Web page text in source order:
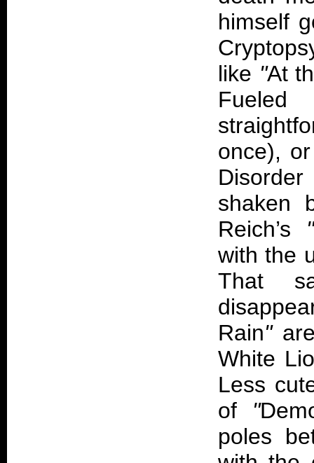
himself
like "At
once),
shaken
Reich’s "
with the
That
Rain"
White
Less
of "
poles